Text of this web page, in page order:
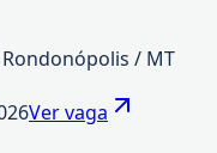
/ MT
Ver vaga